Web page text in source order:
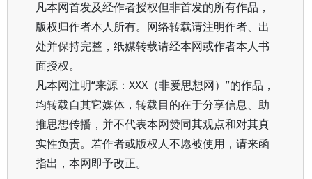
凡本网首发及经作者授权但非首发的所有作品，
版权归作者本人所有。网络转载请注明作者、出
处并保持完整，纸媒转载请经本网或作者本人书
面授权。
凡本网注明“来源：XXX（非爱思想网）”的作品，
均转载自其它媒体，转载目的在于分享信息、助
推思想传播，并不代表本网赞同其观点和对其真
实性负责。若作者或版权人不愿被使用，请来函
指出，本网即予改正。